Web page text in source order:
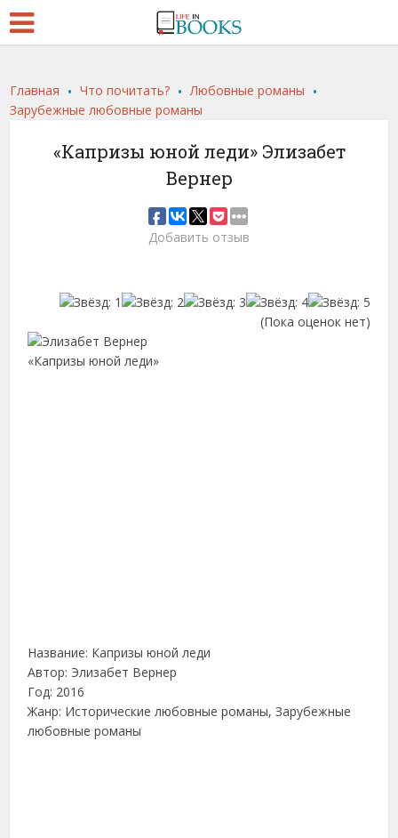
Главная .Что почитать? . Любовные романы .
Зарубежные любовные романы
«Капризы юной леди» Элизабет
Вернер
Добавить отзыв
(Пока оценок нет)
Название: Капризы юной леди
Автор: Элизабет Вернер
Год: 2016
Жанр: Исторические любовные романы, Зарубежные
любовные романы